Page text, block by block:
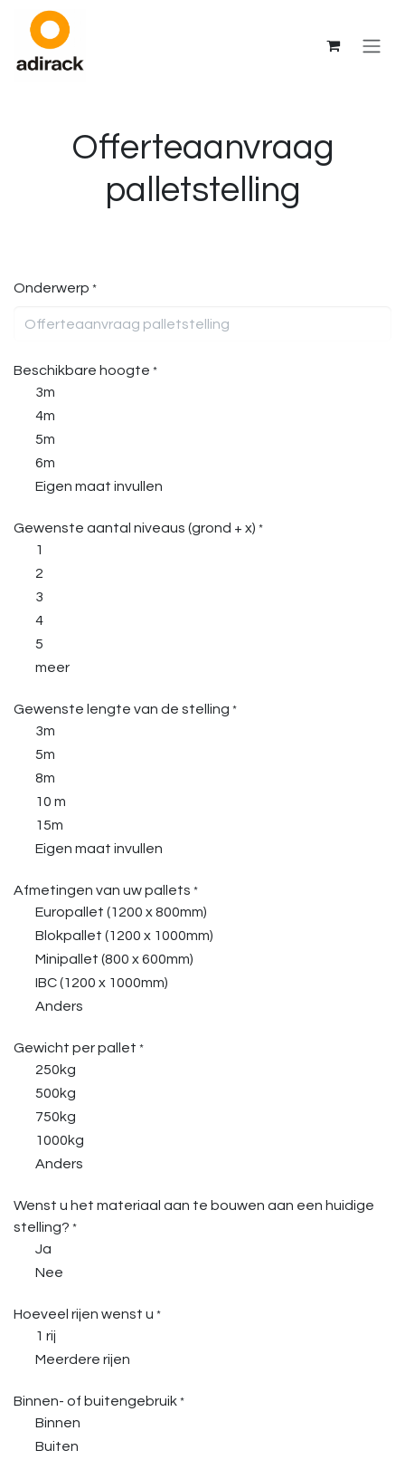
Overslaan naar inhoud
Offerteaanvraag
palletstelling
Onderwerp *
Beschikbare hoogte *
3m
4m
5m
6m
Eigen maat invullen
Gewenste aantal niveaus (grond + x) *
1
2
3
4
5
meer
Gewenste lengte van de stelling *
3m
5m
8m
10 m
15m
Eigen maat invullen
Afmetingen van uw pallets *
Europallet (1200 x 800mm)
Blokpallet (1200 x 1000mm)
Minipallet (800 x 600mm)
IBC (1200 x 1000mm)
Anders
Gewicht per pallet *
250kg
500kg
750kg
1000kg
Anders
Wenst u het materiaal aan te bouwen aan een huidige
stelling? *
Ja
Nee
Hoeveel rijen wenst u *
1 rij
Meerdere rijen
Binnen- of buitengebruik *
Binnen
Buiten